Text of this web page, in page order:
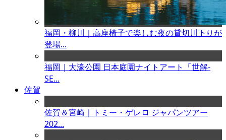
福岡・柳川｜高座椅子で楽しむ夜の貸切川下りが
登場...
福岡｜大濠公園 日本庭園ナイトアート「世解-
SE...
佐賀
佐賀＆宮崎｜トミー・ゲレロ ジャパンツアー
202...